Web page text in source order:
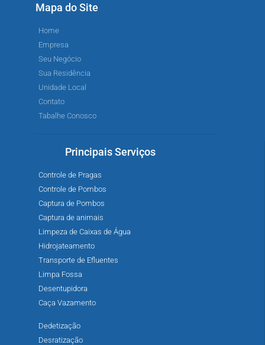
Mapa do Site
Home
Empresa
Seu Negócio
Sua Residência
Unidade Local
Contato
Tabalhe Conosco
Principais Serviços
Controle de Pragas
Controle de Pombos
Captura de Pombos
Captura de animais
Limpeza de Caixas de Água
Hidrojateamento
Transporte de Efluentes
Limpa Fossa
Desentupidora
Caça Vazamento
Dedetização
Desratização